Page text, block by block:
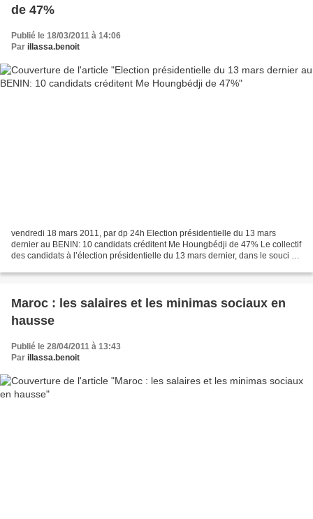
de 47%
Publié le 18/03/2011 à 14:06
Par illassa.benoit
vendredi 18 mars 2011, par dp 24h Election présidentielle du 13 mars
dernier au BENIN: 10 candidats créditent Me Houngbédji de 47% Le collectif
des candidats à l’élection présidentielle du 13 mars dernier, dans le souci de
Maroc : les salaires et les minimas sociaux en
hausse
Publié le 28/04/2011 à 13:43
Par illassa.benoit